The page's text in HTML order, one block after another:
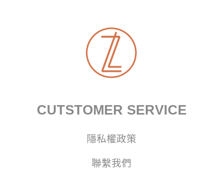
CUTSTOMER SERVICE
隱私權政策
聯繫我們